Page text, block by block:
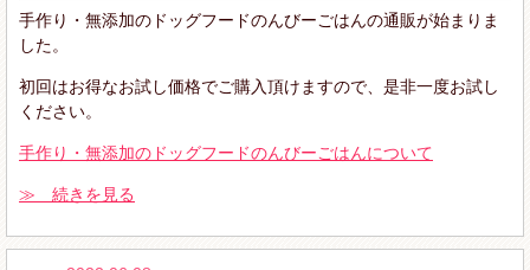
手作り・無添加のドッグフードのんびーごはんの通販が始まりま
した。
初回はお得なお試し価格でご購入頂けますので、是非一度お試し
ください。
手作り・無添加のドッグフードのんびーごはんについて
≫ 続きを見る